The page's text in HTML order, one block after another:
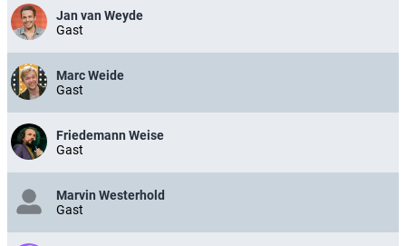
Jan van Weyde
Gast
Marc Weide
Gast
Friedemann Weise
Gast
Marvin Westerhold
Gast